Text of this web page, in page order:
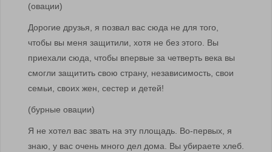
(овации)
Дорогие друзья, я позвал вас сюда не для того,
чтобы вы меня защитили, хотя не без этого. Вы
приехали сюда, чтобы впервые за четверть века вы
смогли защитить свою страну, независимость, свои
семьи, своих жен, сестер и детей!
(бурные овации)
Я не хотел вас звать на эту площадь. Во-первых, я
знаю, у вас очень много дел дома. Вы убираете хлеб.